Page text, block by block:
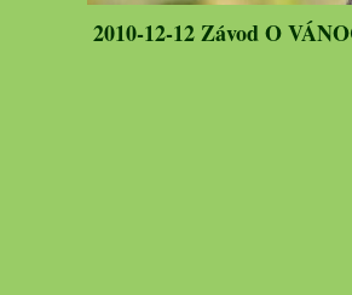
2010-12-12 Závod O